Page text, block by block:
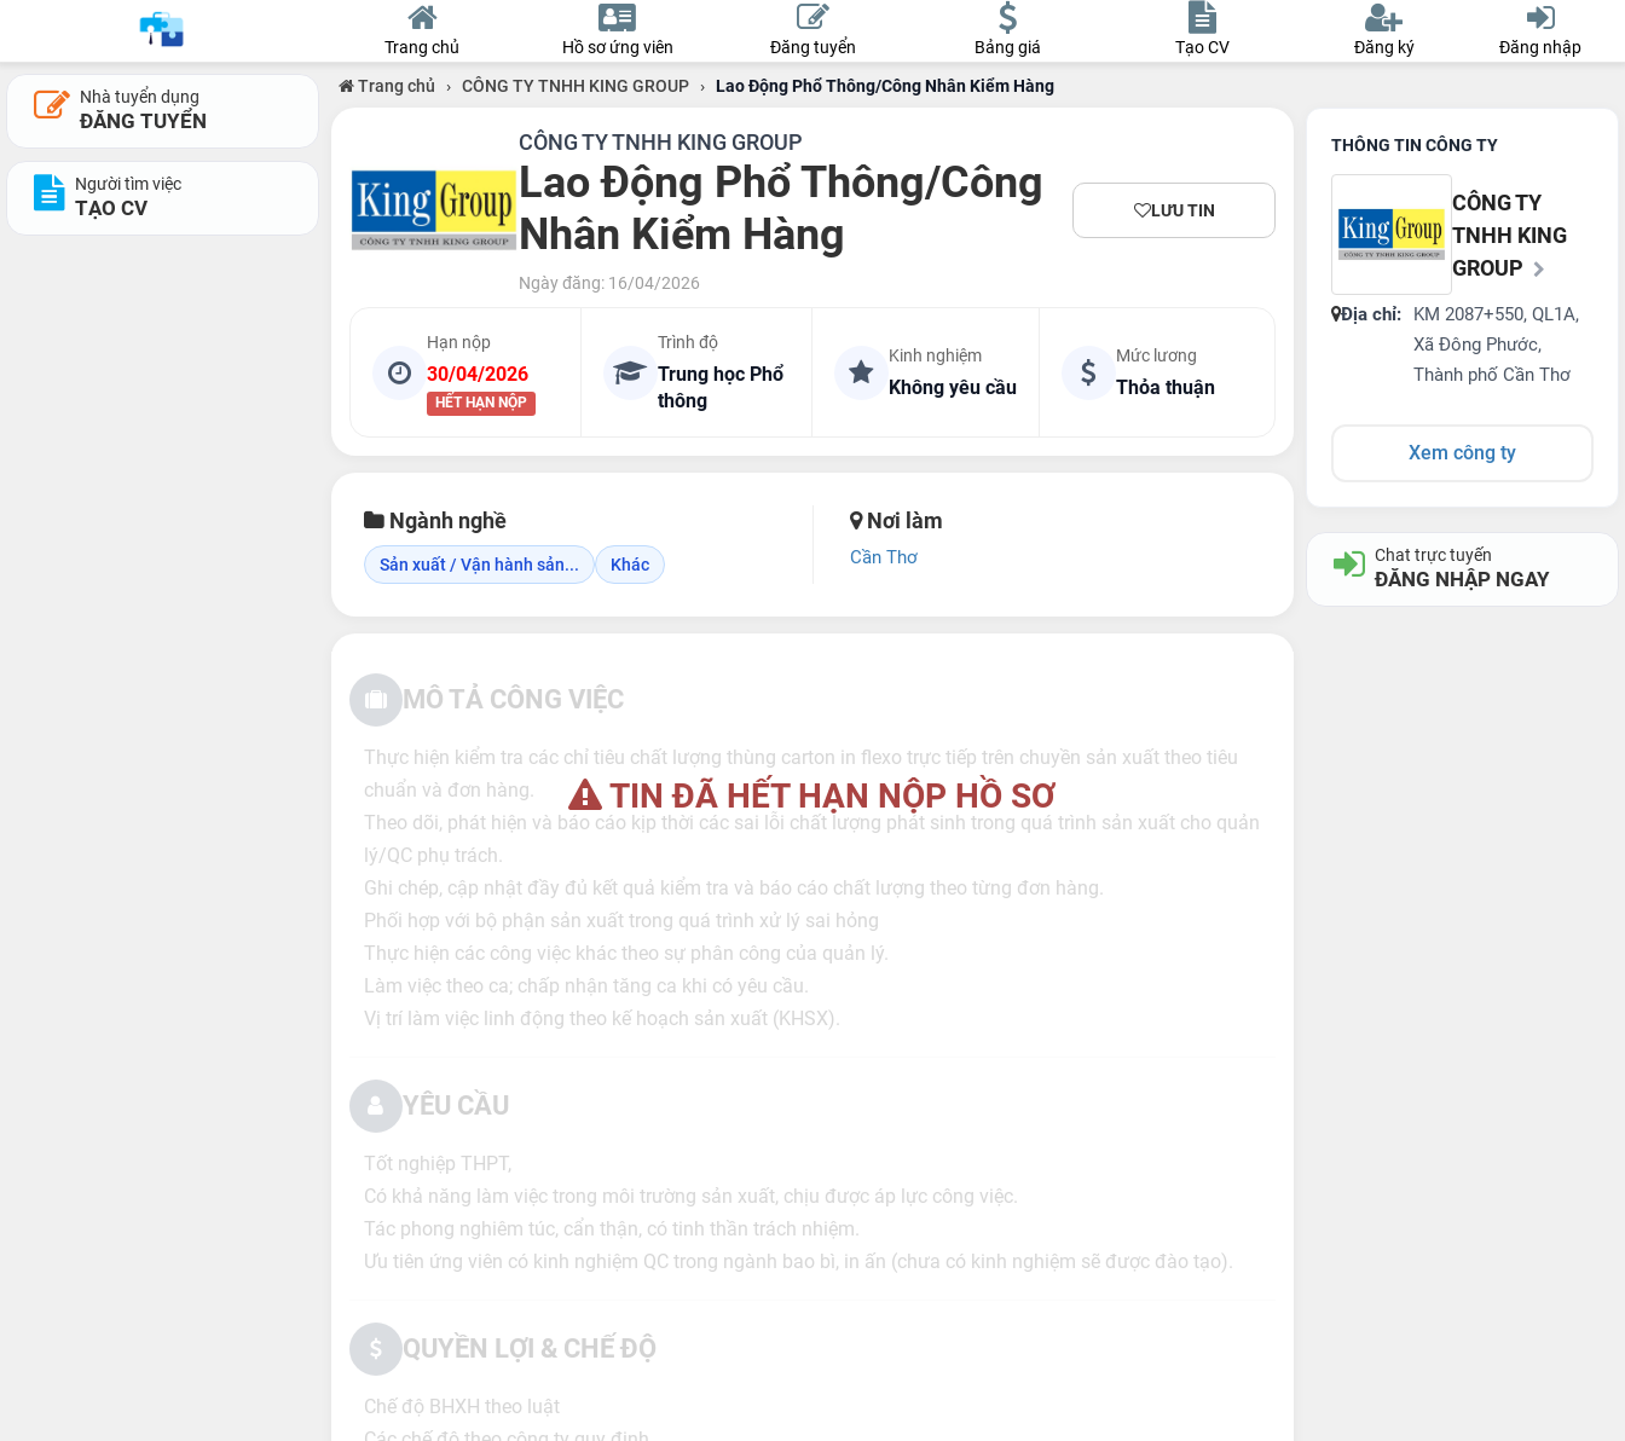
Trang chủ Hồ sơ ứng viên Đăng tuyển Bảng giá Tạo CV Đăng ký Đăng nhập
Nhà tuyển dụng
ĐĂNG TUYỂN
Người tìm việc
TẠO CV
Trang chủ › CÔNG TY TNHH KING GROUP › Lao Động Phổ Thông/Công Nhân Kiểm Hàng
CÔNG TY TNHH KING GROUP
Lao Động Phổ Thông/Công
Nhân Kiểm Hàng
Ngày đăng: 16/04/2026
LƯU TIN
Hạn nộp
30/04/2026
HẾT HẠN NỘP
Trình độ
Trung học Phổ
thông
Kinh nghiệm
Không yêu cầu
Mức lương
Thỏa thuận
Ngành nghề
Sản xuất / Vận hành sản... Khác
Nơi làm
Cần Thơ
TIN ĐÃ HẾT HẠN NỘP HỒ SƠ
MÔ TẢ CÔNG VIỆC
Thực hiện kiểm tra các chỉ tiêu chất lượng thùng carton in flexo trực tiếp trên chuyền sản xuất theo tiêu
chuẩn và đơn hàng.
Theo dõi, phát hiện và báo cáo kịp thời các sai lỗi chất lượng phát sinh trong quá trình sản xuất cho quản
lý/QC phụ trách.
Ghi chép, cập nhật đầy đủ kết quả kiểm tra và báo cáo chất lượng theo từng đơn hàng.
Phối hợp với bộ phận sản xuất trong quá trình xử lý sai hỏng
Thực hiện các công việc khác theo sự phân công của quản lý.
Làm việc theo ca; chấp nhận tăng ca khi có yêu cầu.
Vị trí làm việc linh động theo kế hoạch sản xuất (KHSX).
YÊU CẦU
Tốt nghiệp THPT,
Có khả năng làm việc trong môi trường sản xuất, chịu được áp lực công việc.
Tác phong nghiêm túc, cẩn thận, có tinh thần trách nhiệm.
Ưu tiên ứng viên có kinh nghiệm QC trong ngành bao bì, in ấn (chưa có kinh nghiệm sẽ được đào tạo).
QUYỀN LỢI & CHẾ ĐỘ
Chế độ BHXH theo luật
THÔNG TIN CÔNG TY
CÔNG TY
TNHH KING
GROUP
Địa chỉ:
KM 2087+550, QL1A,
Xã Đông Phước,
Thành phố Cần Thơ
Xem công ty
Chat trực tuyến
ĐĂNG NHẬP NGAY